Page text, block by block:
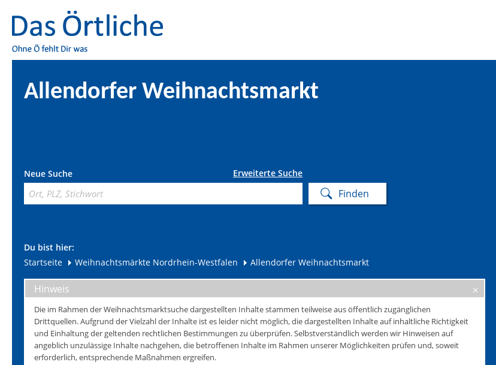
Allendorfer Weihnachtsmarkt
Neue Suche Erweiterte Suche
Du bist hier:
Startseite
Weihnachtsmärkte Nordrhein-Westfalen Allendorfer Weihnachtsmarkt
Hinweis
Die im Rahmen der Weihnachtsmarktsuche dargestellten Inhalte stammen teilweise aus öffentlich zugänglichen
Drittquellen. Aufgrund der Vielzahl der Inhalte ist es leider nicht möglich, die dargestellten Inhalte auf inhaltliche Richtigkeit
und Einhaltung der geltenden rechtlichen Bestimmungen zu überprüfen. Selbstverständlich werden wir Hinweisen auf
angeblich unzulässige Inhalte nachgehen, die betroffenen Inhalte im Rahmen unserer Möglichkeiten prüfen und, soweit
erforderlich, entsprechende Maßnahmen ergreifen.